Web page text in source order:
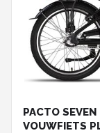
PACTO
VOUWFIETS